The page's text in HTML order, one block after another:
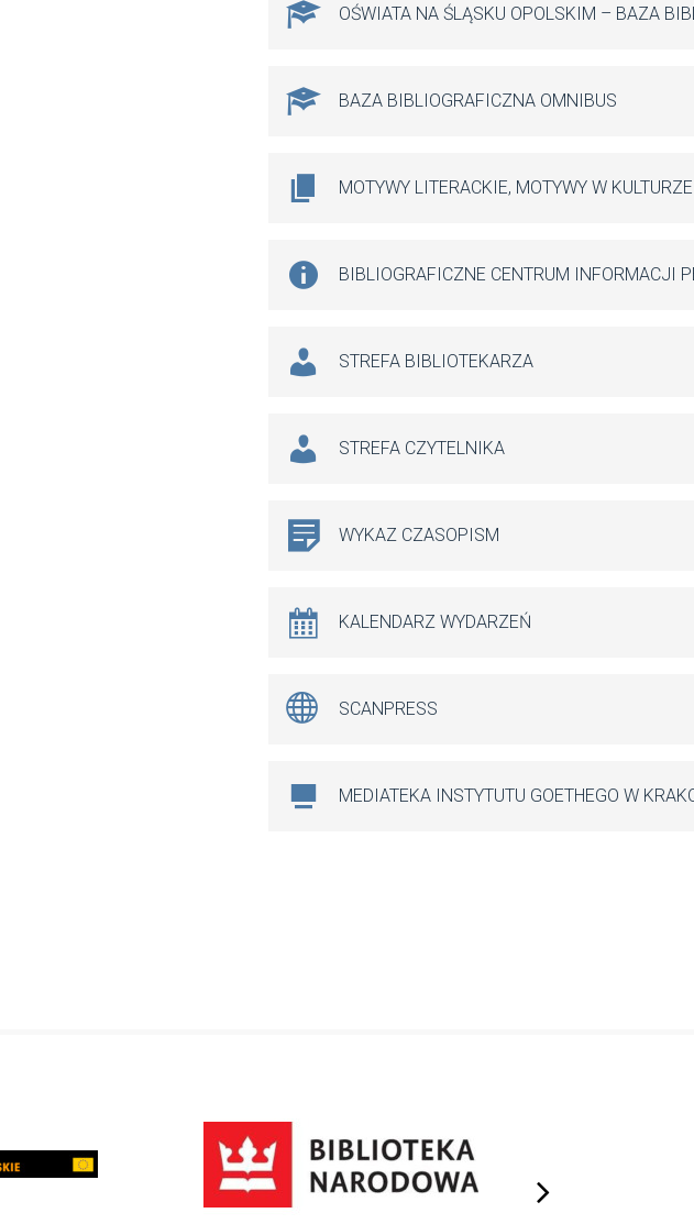
OŚWIATA NA ŚLĄSKU OPOLSKIM – BAZA
BAZA BIBLIOGRAFICZNA OMNIBUS
MOTYWY LITERACKIE, MOTYWY W KULTURZE
BIBLIOGRAFICZNE CENTRUM INFORMACJI
STREFA BIBLIOTEKARZA
STREFA CZYTELNIKA
WYKAZ CZASOPISM
KALENDARZ WYDARZEŃ
SCANPRESS
MEDIATEKA INSTYTUTU GOETHEGO W
next